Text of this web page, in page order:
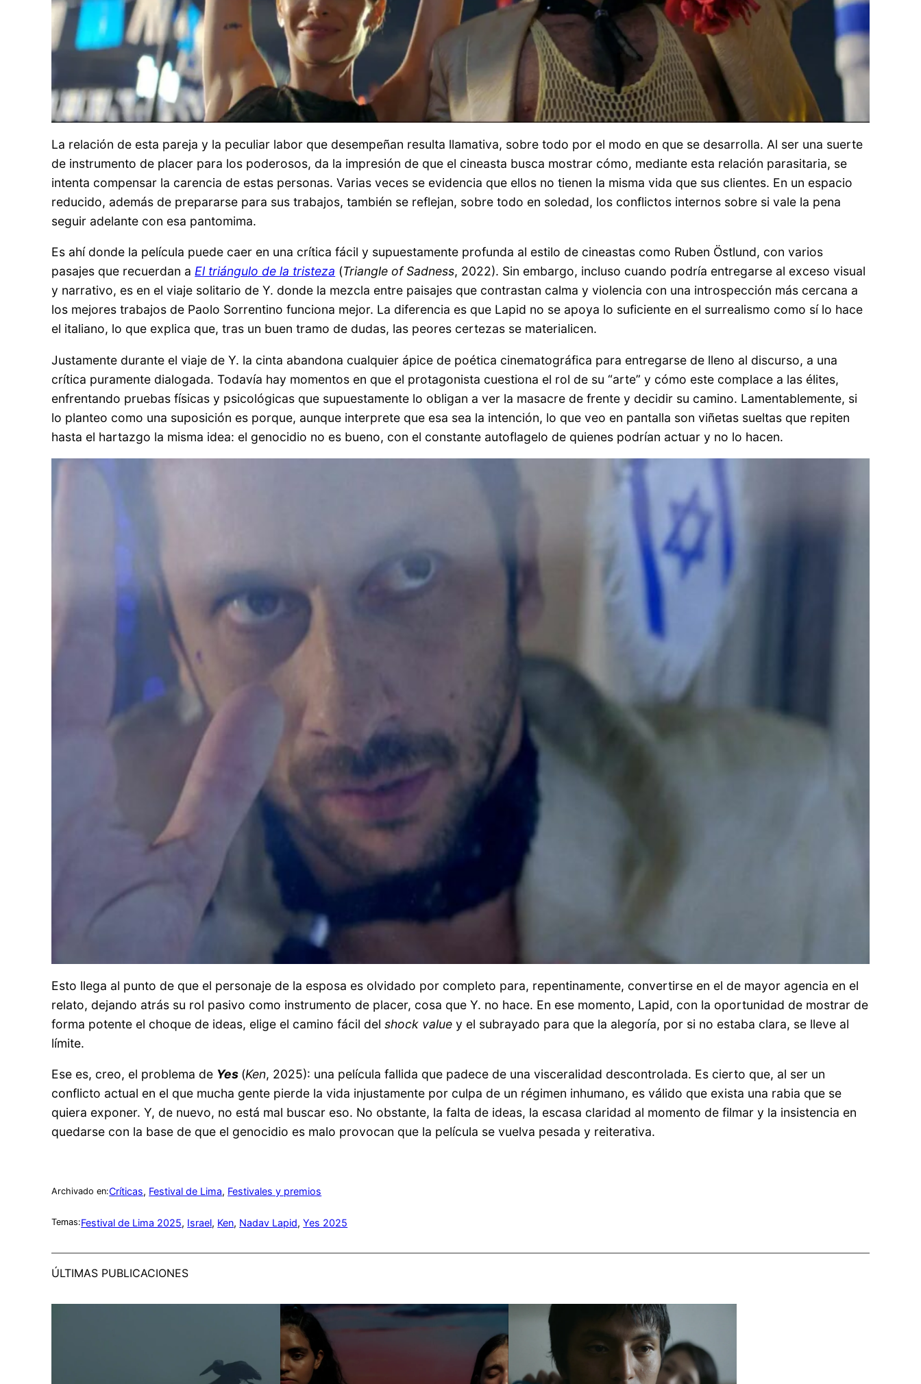
La relación de esta pareja y la peculiar labor que desempeñan resulta llamativa, sobre todo por el modo en que se desarrolla. Al ser una suerte
de instrumento de placer para los poderosos, da la impresión de que el cineasta busca mostrar cómo, mediante esta relación parasitaria, se
intenta compensar la carencia de estas personas. Varias veces se evidencia que ellos no tienen la misma vida que sus clientes. En un espacio
reducido, además de prepararse para sus trabajos, también se reflejan, sobre todo en soledad, los conflictos internos sobre si vale la pena
seguir adelante con esa pantomima.
Es ahí donde la película puede caer en una crítica fácil y supuestamente profunda al estilo de cineastas como Ruben Östlund, con varios
pasajes que recuerdan a El triángulo de la tristeza (Triangle of Sadness, 2022). Sin embargo, incluso cuando podría entregarse al exceso visual
y narrativo, es en el viaje solitario de Y. donde la mezcla entre paisajes que contrastan calma y violencia con una introspección más cercana a
los mejores trabajos de Paolo Sorrentino funciona mejor. La diferencia es que Lapid no se apoya lo suficiente en el surrealismo como sí lo hace
el italiano, lo que explica que, tras un buen tramo de dudas, las peores certezas se materialicen.
Justamente durante el viaje de Y. la cinta abandona cualquier ápice de poética cinematográfica para entregarse de lleno al discurso, a una
crítica puramente dialogada. Todavía hay momentos en que el protagonista cuestiona el rol de su “arte” y cómo este complace a las élites,
enfrentando pruebas físicas y psicológicas que supuestamente lo obligan a ver la masacre de frente y decidir su camino. Lamentablemente, si
lo planteo como una suposición es porque, aunque interprete que esa sea la intención, lo que veo en pantalla son viñetas sueltas que repiten
hasta el hartazgo la misma idea: el genocidio no es bueno, con el constante autoflagelo de quienes podrían actuar y no lo hacen.
Esto llega al punto de que el personaje de la esposa es olvidado por completo para, repentinamente, convertirse en el de mayor agencia en el
relato, dejando atrás su rol pasivo como instrumento de placer, cosa que Y. no hace. En ese momento, Lapid, con la oportunidad de mostrar de
forma potente el choque de ideas, elige el camino fácil delshock value y el subrayado para que la alegoría, por si no estaba clara, se lleve al
límite.
Ese es, creo, el problema de Yes (Ken, 2025): una película fallida que padece de una visceralidad descontrolada. Es cierto que, al ser un
conflicto actual en el que mucha gente pierde la vida injustamente por culpa de un régimen inhumano, es válido que exista una rabia que se
quiera exponer. Y, de nuevo, no está mal buscar eso. No obstante, la falta de ideas, la escasa claridad al momento de filmar y la insistencia en
quedarse con la base de que el genocidio es malo provocan que la película se vuelva pesada y reiterativa.
Archivado en:Críticas, Festival de Lima, Festivales y premios
Temas:Festival de Lima 2025, Israel, Ken, Nadav Lapid, Yes 2025
ÚLTIMAS PUBLICACIONES